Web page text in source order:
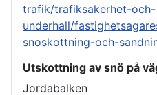
trafik/trafiksakerhet-och-
underhall/
snoskottning-och-
Utskottning av snö på
Jordabalken